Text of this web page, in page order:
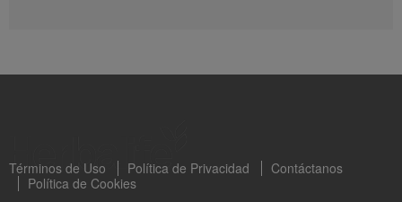
Paso a paso de como preparar un esponajdo de fresas y menta
Términos de Uso Política de Privacidad
Contáctanos
Política de Cookies